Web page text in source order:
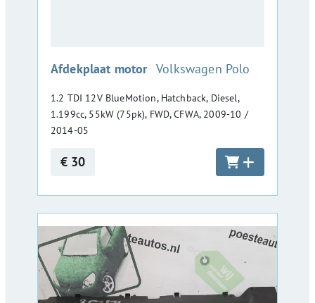
Afdekplaat motor :Volkswagen Polo
1.2 TDI 12V BlueMotion, Hatchback, Diesel,
1.199cc, 55kW (75pk), FWD, CFWA, 2009-10 /
2014-05
€ 30